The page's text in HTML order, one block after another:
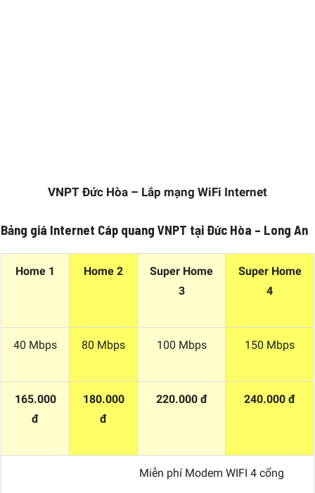
VNPT Đức Hòa – Lắp mạng WiFi Internet
Bảng giá Internet Cáp quang VNPT tại Đức Hòa – Long An
Home 1 Home 2
Super Home
3
Super Home
4
40 Mbps 80 Mbps 100 Mbps 150 Mbps
165.000
đ
180.000
đ
220.000 đ 240.000 đ
Miễn phí Modem WIFI 4 cổng